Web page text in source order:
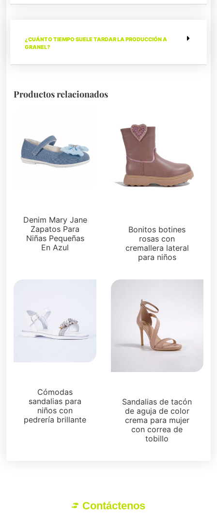
¿CUÁNTO TIEMPO SUELE TARDAR LA PRODUCCIÓN A
GRANEL?
Productos relacionados
Denim Mary Jane
Zapatos Para
Niñas Pequeñas
En Azul
Bonitos botines
rosas con
cremallera lateral
para niños
Cómodas
sandalias para
niños con
pedrería brillante
Sandalias de tacón
de aguja de color
crema para mujer
con correa de
tobillo
Contáctenos